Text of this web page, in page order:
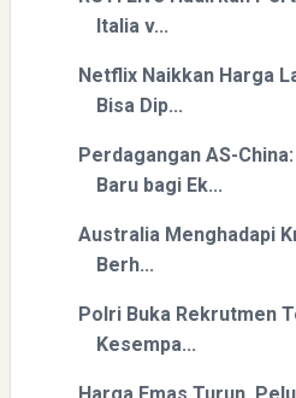
Italia v...
Netflix Naikkan Harga
Bisa Dip...
Perdagangan AS-
Baru bagi Ek...
Australia Menghadapi
Berh...
Polri Buka Rekrutmen
Kesempa...